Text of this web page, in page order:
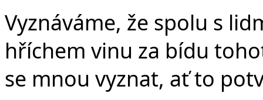
Vyznáváme, že spolu s
hříchem vinu za bídu
se mnou vyznat, ať to